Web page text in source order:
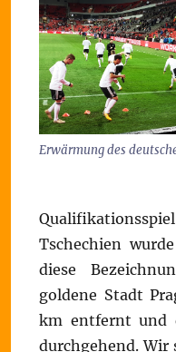
Erwärmung des
Tschechien
diese
goldene Stadt
km entfernt und
durchgehend. Wir